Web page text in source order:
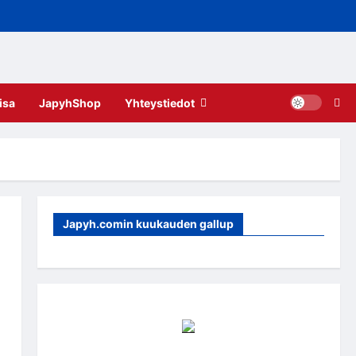
JapyhShop Yhteystiedot
Japyh.comin kuukauden gallup